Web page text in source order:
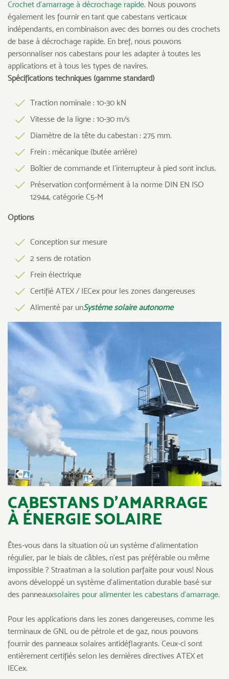
Crochet d’amarrage à décrochage rapide. Nous pouvons
également les fournir en tant que cabestans verticaux
indépendants, en combinaison avec des bornes ou des crochets
de base à décrochage rapide. En bref, nous pouvons
personnaliser nos cabestans pour les adapter à toutes les
applications et à tous les types de navires.
Spécifications techniques (gamme standard)
Traction nominale : 10-30 kN
Vitesse de la ligne : 10-30 m/s
Diamètre de la tête du cabestan : 275 mm.
Frein : mécanique (butée arrière)
Boîtier de commande et l’interrupteur à pied sont inclus.
Préservation conformément à la norme DIN EN ISO
12944, catégorie C5-M
Options
Conception sur mesure
2 sens de rotation
Frein électrique
Certifié ATEX / IECex pour les zones dangereuses
Alimenté par unSystème solaire autonome
CABESTANS D’AMARRAGE
À ÉNERGIE SOLAIRE
Êtes-vous dans la situation où un système d’alimentation
régulier, par le biais de câbles, n’est pas préférable ou même
impossible ? Straatman a la solution parfaite pour vous! Nous
avons développé un système d’alimentation durable basé sur
des panneauxsolaires pour alimenter les cabestans d’amarrage.
Pour les applications dans les zones dangereuses, comme les
terminaux de GNL ou de pétrole et de gaz, nous pouvons
fournir des panneaux solaires antidéflagrants. Ceux-ci sont
entièrement certifiés selon les dernières directives ATEX et
IECex.